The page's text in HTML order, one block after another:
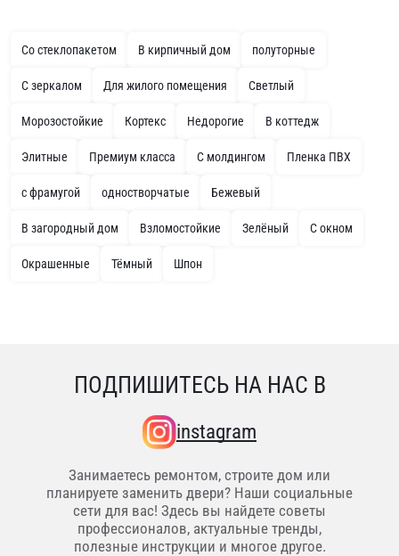
Со стеклопакетом В кирпичный дом полуторные
С зеркалом Для жилого помещения Светлый
Морозостойкие Кортекс Недорогие В коттедж
Элитные Премиум класса С молдингом Пленка ПВХ
с фрамугой одностворчатые Бежевый
В загородный дом Взломостойкие Зелёный С окном
Окрашенные Тёмный Шпон
ПОДПИШИТЕСЬ НА НАС В
instagram
Занимаетесь ремонтом, строите дом или
планируете заменить двери? Наши социальные
сети для вас! Здесь вы найдете советы
профессионалов, актуальные тренды,
полезные инструкции и многое другое.